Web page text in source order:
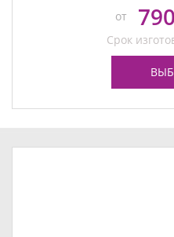
от 790
Срок